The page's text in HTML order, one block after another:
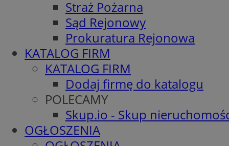
Straż Pożarna
Sąd Rejonowy
Prokuratura Rejonowa
KATALOG FIRM
KATALOG FIRM
Dodaj firmę do katalogu
POLECAMY
Skup.io - Skup
OGŁOSZENIA